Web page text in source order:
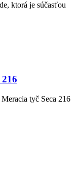
ktorá je súčasťou
tyč Seca 216